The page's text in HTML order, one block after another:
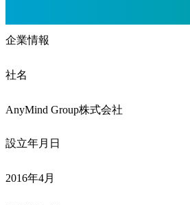
企業情報
社名
AnyMind Group株式会社
設立年月日
2016年4月